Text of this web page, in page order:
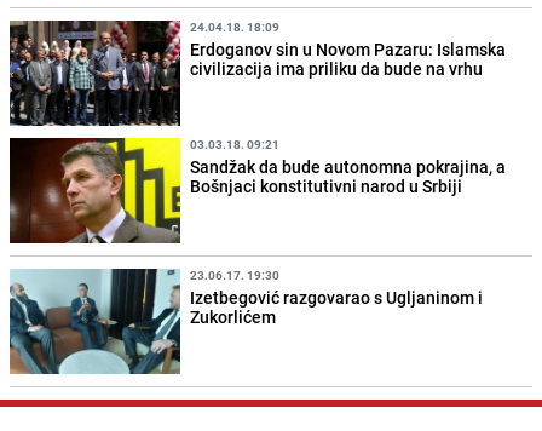
24.04.18. 18:09
Erdoganov sin u Novom Pazaru: Islamska
civilizacija ima priliku da bude na vrhu
03.03.18. 09:21
Sandžak da bude autonomna pokrajina, a
Bošnjaci konstitutivni narod u Srbiji
23.06.17. 19:30
Izetbegović razgovarao s Ugljaninom i
Zukorlićem